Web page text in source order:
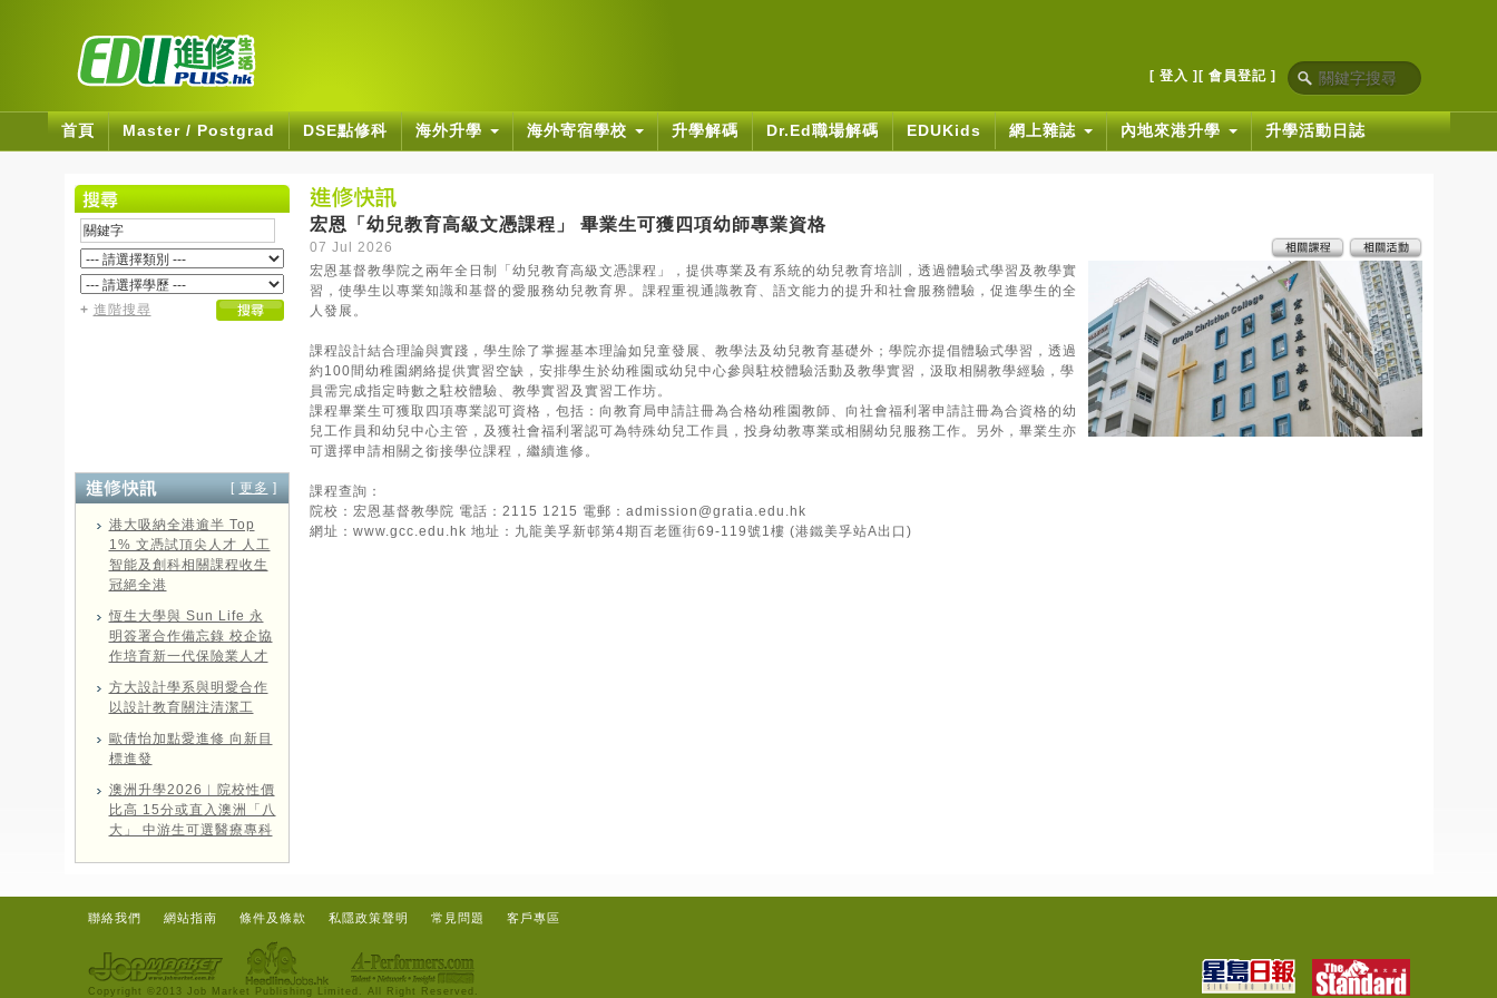
[ 登入 ] [ 會員登記 ]
首頁 Master / Postgrad DSE點修科 海外升學 海外寄宿學校 升學解碼 Dr.Ed職場解碼 EDUKids 網上雜誌 內地來港升學 升學活動日誌
+ 進階搜尋
[ 更多 ]
港大吸納全港逾半 Top
1% 文憑試頂尖人才 人工
智能及創科相關課程收生
冠絕全港
恆生大學與 Sun Life 永
明簽署合作備忘錄 校企協
作培育新一代保險業人才
方大設計學系與明愛合作
以設計教育關注清潔工
歐倩怡加點愛進修 向新目
標進發
澳洲升學2026︱院校性價
比高 15分或直入澳洲「八
大」 中游生可選醫療專科
宏恩「幼兒教育高級文憑課程」 畢業生可獲四項幼師專業資格
07 Jul 2026
宏恩基督教學院之兩年全日制「幼兒教育高級文憑課程」，提供專業及有系統的幼兒教育培訓，透過體驗式學習及教學實
習，使學生以專業知識和基督的愛服務幼兒教育界。課程重視通識教育、語文能力的提升和社會服務體驗，促進學生的全
人發展。
課程設計結合理論與實踐，學生除了掌握基本理論如兒童發展、教學法及幼兒教育基礎外；學院亦提倡體驗式學習，透過
約100間幼稚園網絡提供實習空缺，安排學生於幼稚園或幼兒中心參與駐校體驗活動及教學實習，汲取相關教學經驗，學
員需完成指定時數之駐校體驗、教學實習及實習工作坊。
課程畢業生可獲取四項專業認可資格，包括：向教育局申請註冊為合格幼稚園教師、向社會福利署申請註冊為合資格的幼
兒工作員和幼兒中心主管，及獲社會福利署認可為特殊幼兒工作員，投身幼教專業或相關幼兒服務工作。另外，畢業生亦
可選擇申請相關之銜接學位課程，繼續進修。
課程查詢：
院校：宏恩基督教學院 電話：2115 1215 電郵： admission@gratia.edu.hk
網址： www.gcc.edu.hk 地址：九龍美孚新邨第4期百老匯街69-119號1樓 (港鐵美孚站A出口)
聯絡我們 網站指南 條件及條款 私隱政策聲明 常見問題 客戶專區
Copyright ©2013 Job Market Publishing Limited. All Right Reserved.